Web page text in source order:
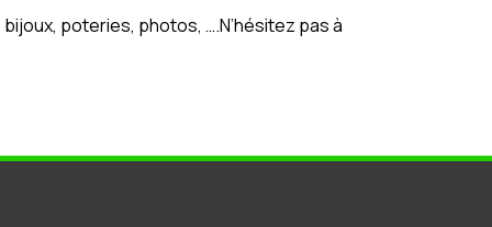
poteries, photos, ….N’hésitez pas à